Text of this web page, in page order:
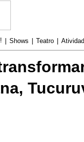
Shows Teatro